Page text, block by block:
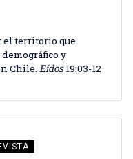
el territorio que
y
Chile. Eídos19:03-12